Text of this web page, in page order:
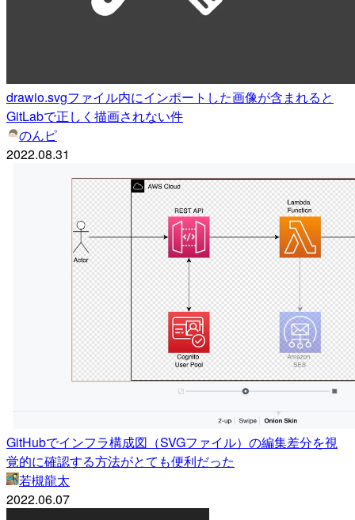
drawio.svgファイル内にインポートした画像が含まれると
GitLabで正しく描画されない件
のんピ
2022.08.31
GitHubでインフラ構成図（SVGファイル）の編集差分を視
覚的に確認する方法がとても便利だった
若槻龍太
2022.06.07